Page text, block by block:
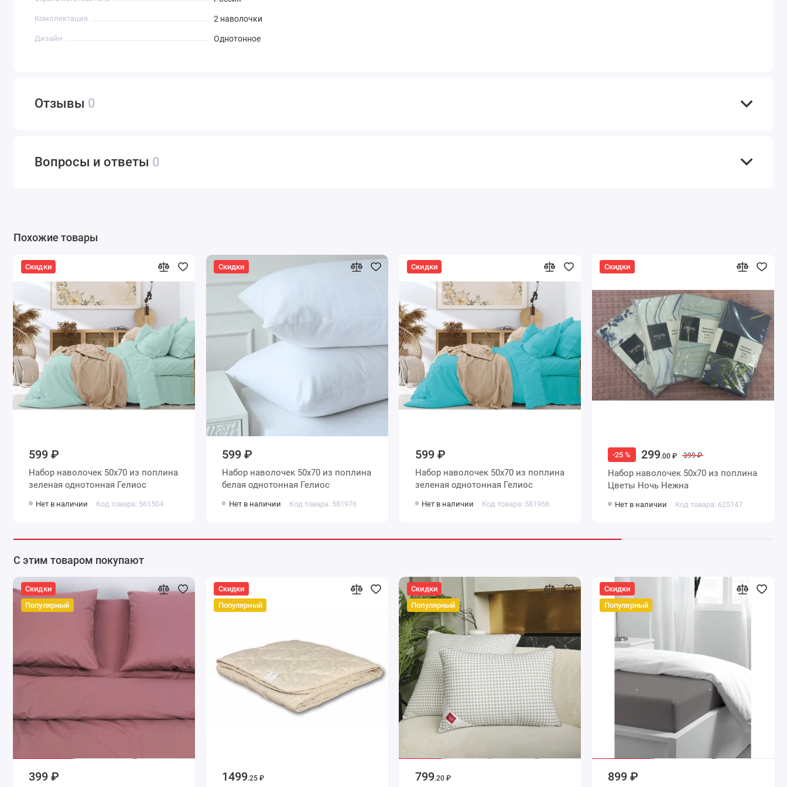
Комплектация 2 наволочки
Дизайн Однотонное
Отзывы 0
Вопросы и ответы 0
Похожие товары
Скидки
599 ₽
Набор наволочек 50х70 из поплина
зеленая однотонная Гелиос
Нет в наличии Код товара: 561504
Скидки
599 ₽
Набор наволочек 50х70 из поплина
белая однотонная Гелиос
Нет в наличии Код товара: 581976
Скидки
599 ₽
Набор наволочек 50х70 из поплина
зеленая однотонная Гелиос
Нет в наличии Код товара: 581966
Скидки
-25 % 299.00 ₽ 399 ₽
Набор наволочек 50х70 из поплина
Цветы Ночь Нежна
Нет в наличии Код товара: 625147
С этим товаром покупают
Скидки
Популярный
399 ₽
Скидки
Популярный
1499.25 ₽
Скидки
Популярный
799.20 ₽
Скидки
Популярный
899 ₽